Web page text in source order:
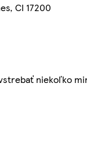
CI 17200
niekoľko